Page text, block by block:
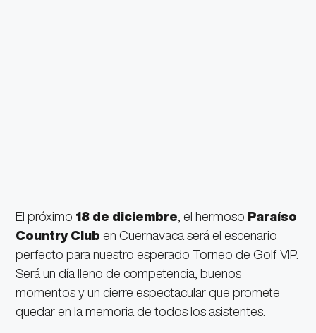
El próximo 18 de diciembre , el hermoso Paraíso
Country Club en Cuernavaca será el escenario
perfecto para nuestro esperado Torneo de Golf VIP.
Será un día lleno de competencia, buenos
momentos y un cierre espectacular que promete
quedar en la memoria de todos los asistentes.